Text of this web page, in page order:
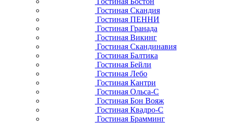
Гостиная Скандия
Гостиная ПЕННИ
Гостиная Гранада
Гостиная Викинг
Гостиная Скандинавия
Гостиная Балтика
Гостиная Бейли
Гостиная Лебо
Гостиная Кантри
Гостиная Ольса-С
Гостиная Бон Вояж
Гостиная Квадро-С
Гостиная Брамминг